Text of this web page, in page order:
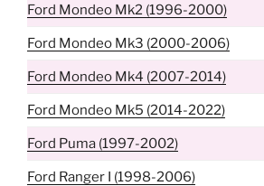
Ford Mondeo Mk2 (1996-2000)
Ford Mondeo Mk3 (2000-2006)
Ford Mondeo Mk4 (2007-2014)
Ford Mondeo Mk5 (2014-2022)
Ford Puma (1997-2002)
Ford Ranger I (1998-2006)